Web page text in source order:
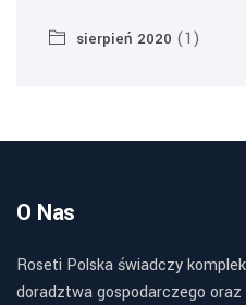
sierpień 2020 (1)
O Nas
Roseti Polska świadczy
doradztwa gospodarczego